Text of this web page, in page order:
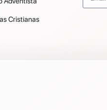
Cristianas